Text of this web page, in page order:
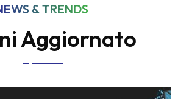
& TRENDS
Aggiornato